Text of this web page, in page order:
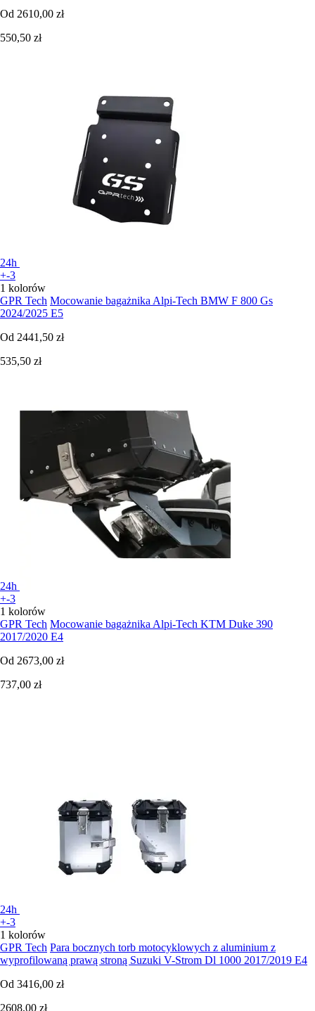
Od 2610,00 zł
550,50 zł
24h
+-3
1 kolorów
GPR Tech Mocowanie bagażnika Alpi-Tech BMW F 800 Gs
2024/2025 E5
Od 2441,50 zł
535,50 zł
24h
+-3
1 kolorów
GPR Tech Mocowanie bagażnika Alpi-Tech KTM Duke 390
2017/2020 E4
Od 2673,00 zł
737,00 zł
24h
+-3
1 kolorów
GPR Tech Para bocznych torb motocyklowych z aluminium z
wyprofilowaną prawą stroną Suzuki V-Strom Dl 1000 2017/2019 E4
Od 3416,00 zł
2608,00 zł